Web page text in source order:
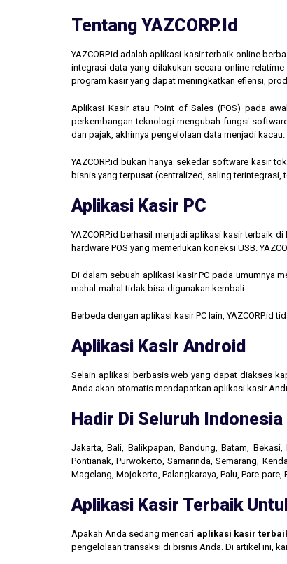
Tentang YAZCORP.id
YAZCORP.id adalah aplikasi kasir terbaik online
integrasi data yang dilakukan secara online relatime
program kasir yang dapat meningkatkan efiensi,
Aplikasi Kasir atau Point of Sales (POS) pada
perkembangan teknologi mengubah fungsi
dan pajak, akhirnya pengelolaan data menjadi
YAZCORP.id bukan hanya sekedar software kasir
bisnis yang terpusat (centralized, saling
Aplikasi Kasir PC
YAZCORP.id berhasil menjadi aplikasi kasir terbaik
hardware POS yang memerlukan koneksi USB.
Di dalam sebuah aplikasi kasir PC pada umumnya
mahal-mahal tidak bisa digunakan kembali.
Berbeda dengan aplikasi kasir PC lain, YAZCORP.id
Aplikasi Kasir Android
Selain aplikasi berbasis web yang dapat diakses
Anda akan otomatis mendapatkan aplikasi kasir
Hadir Di Seluruh Indonesia
Jakarta, Bali, Balikpapan, Bandung, Batam,
Pontianak, Purwokerto, Samarinda, Semarang,
Magelang, Mojokerto, Palangkaraya, Palu, Pare-
Aplikasi Kasir Terbaik
Apakah Anda sedang mencari aplikasi kasir
pengelolaan transaksi di bisnis Anda. Di artikel ini,